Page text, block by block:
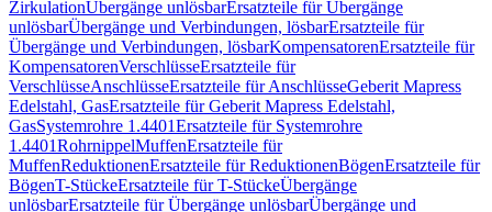
ZirkulationÜbergänge unlösbarErsatzteile für Übergänge
unlösbarÜbergänge und Verbindungen, lösbarErsatzteile für
Übergänge und Verbindungen, lösbarKompensatorenErsatzteile für
KompensatorenVerschlüsseErsatzteile für
VerschlüsseAnschlüsseErsatzteile für AnschlüsseGeberit Mapress
Edelstahl, GasErsatzteile für Geberit Mapress Edelstahl,
GasSystemrohre 1.4401Ersatzteile für Systemrohre
1.4401RohrnippelMuffenErsatzteile für
MuffenReduktionenErsatzteile für ReduktionenBögenErsatzteile für
BögenT-StückeErsatzteile für T-StückeÜbergänge
unlösbarErsatzteile für Übergänge unlösbarÜbergänge und